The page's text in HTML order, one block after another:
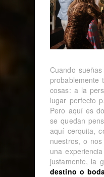
Cuando
probablemente
cosas: a la
lugar perfecto
Pero aquí es
se quedan
aquí cerquita,
nuestros, o
una
justamente, la
destino o